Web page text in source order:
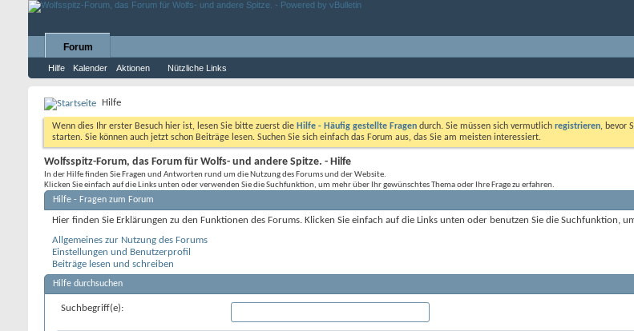
Forum
Hilfe Kalender Aktionen Nützliche Links
Hilfe
Wenn dies Ihr erster Besuch hier ist, lesen Sie bitte zuerst die Hilfe - Häufig gestellte Fragen durch. Sie müssen sich vermutlich registrieren, bevor
starten. Sie können auch jetzt schon Beiträge lesen. Suchen Sie sich einfach das Forum aus, das Sie am meisten interessiert.
Wolfsspitz-Forum, das Forum für Wolfs- und andere Spitze. - Hilfe
In der Hilfe finden Sie Fragen und Antworten rund um die Nutzung des Forums und der Website.
Klicken Sie einfach auf die Links unten oder verwenden Sie die Suchfunktion, um mehr über Ihr gewünschtes Thema oder Ihre Frage zu erfahren.
Hilfe - Fragen zum Forum
Hier finden Sie Erklärungen zu den Funktionen des Forums. Klicken Sie einfach auf die Links unten oder benutzen Sie die Suchfunktion,
Allgemeines zur Nutzung des Forums
Einstellungen und Benutzerprofil
Beiträge lesen und schreiben
Hilfe durchsuchen
Suchbegriff(e):